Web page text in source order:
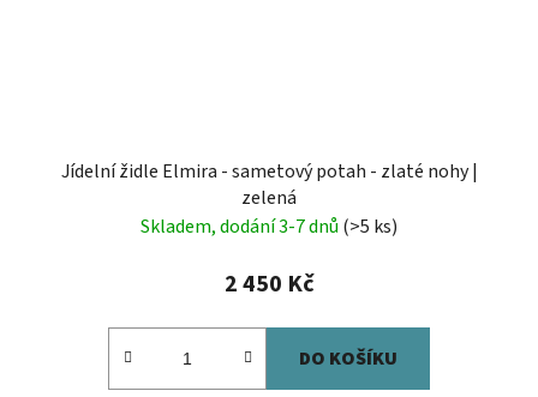
Jídelní židle Elmira - sametový potah - zlaté nohy |
zelená
Skladem, dodání 3-7 dnů (>5 ks)
2 450 Kč
DO KOŠÍKU